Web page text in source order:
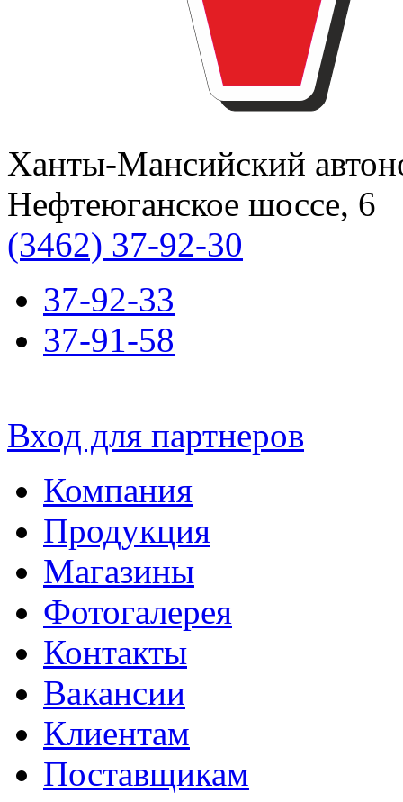
Ханты-Мансийский
Нефтеюганское шоссе, 6
(3462) 37-92-30
37-92-33
37-91-58
Вход для партнеров
Компания
Продукция
Магазины
Фотогалерея
Контакты
Вакансии
Клиентам
Поставщикам